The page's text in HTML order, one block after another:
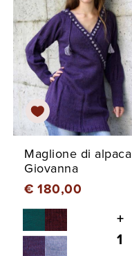
Maglione di alpaca
Giovanna
€ 180,00
+
1